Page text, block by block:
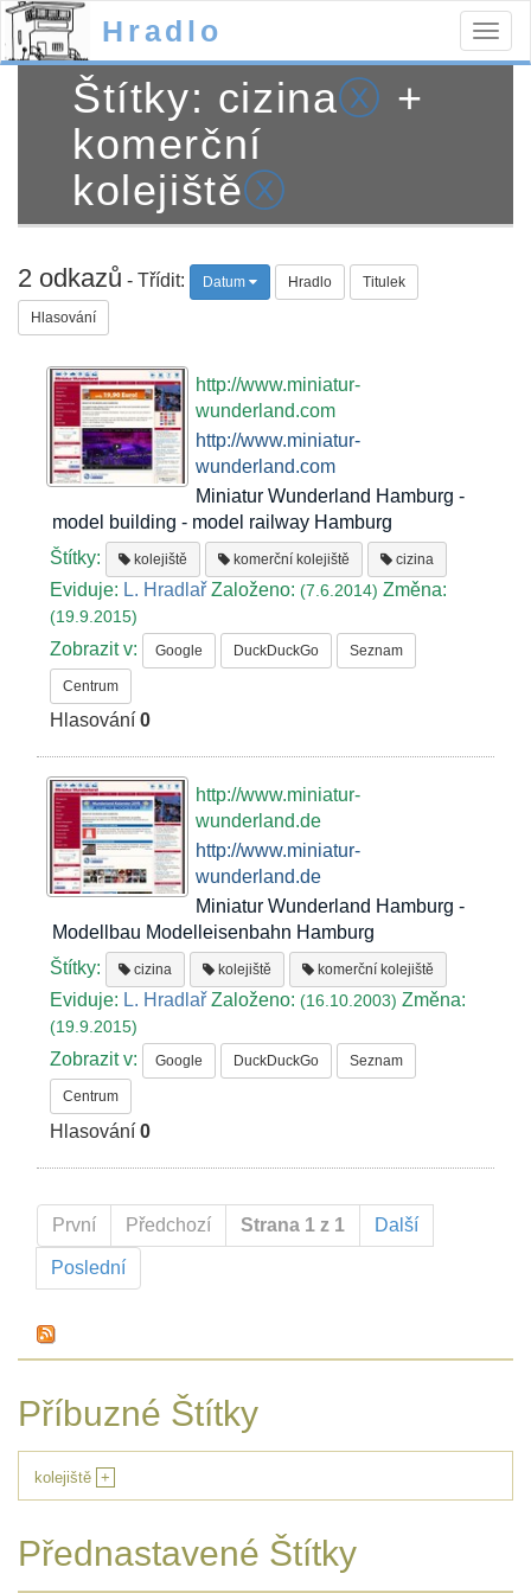
Hradlo
Štítky: cizinaⓧ +
komerční
kolejištěⓧ
2 odkazů - Třídit: Datum Hradlo Titulek
Hlasování
http://www.miniatur-
wunderland.com
http://www.miniatur-
wunderland.com
Miniatur Wunderland Hamburg -
model building - model railway Hamburg
Štítky:
kolejiště komerční kolejiště cizina
Eviduje: L. Hradlař Založeno:(7.6.2014)Změna:
(19.9.2015)
Zobrazit v: Google DuckDuckGo Seznam
Centrum
Hlasování0
http://www.miniatur-
wunderland.de
http://www.miniatur-
wunderland.de
Miniatur Wunderland Hamburg -
Modellbau Modelleisenbahn Hamburg
Štítky:
cizina kolejiště komerční kolejiště
Eviduje: L. Hradlař Založeno:(16.10.2003)Změna:
(19.9.2015)
Zobrazit v: Google DuckDuckGo Seznam
Centrum
Hlasování0
První Předchozí Strana 1 z 1 Další
Poslední
Příbuzné Štítky
kolejiště +
Přednastavené Štítky